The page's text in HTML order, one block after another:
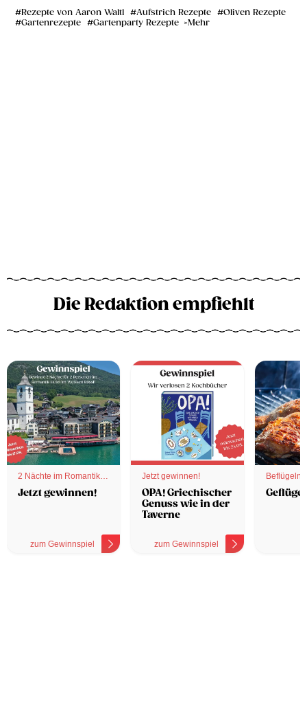
Rezepte von Aaron Waltl Aufstrich Rezepte
Oliven Rezepte
Gartenrezepte
Gartenparty Rezepte Mehr
Die Redaktion empfiehlt
2 Nächte im Romantik
Hotel
Jetzt gewinnen!
zum Gewinnspiel
Jetzt gewinnen!
OPA! Griechischer
Genuss wie in der
Taverne
zum Gewinnspiel